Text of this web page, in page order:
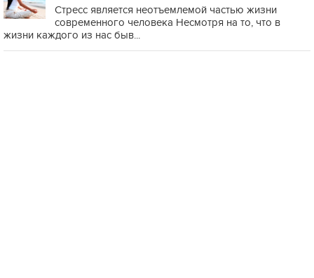
Стресс является неотъемлемой частью жизни
современного человека Несмотря на то, что в
жизни каждого из нас быв...